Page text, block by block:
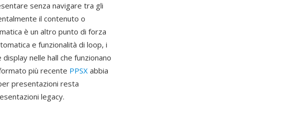
senza navigare tra gli
il contenuto o
è un altro punto di forza
e funzionalità di loop, i
nelle hall che funzionano
più recente PPSX abbia
presentazioni resta
legacy.